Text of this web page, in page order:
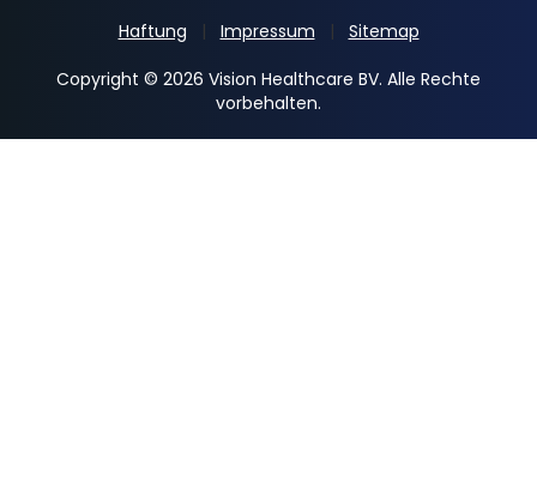
Haftung Impressum
Sitemap
Copyright © 2026 Vision Healthcare BV. Alle Rechte
vorbehalten.